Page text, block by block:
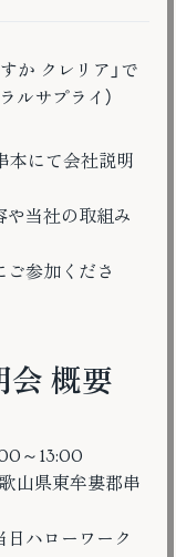
か クレリア」で
ルサプライ）
本にて会社説明
や当社の取組み
参加くださ
概要
～13:00
山県東牟婁郡串
日ハローワーク